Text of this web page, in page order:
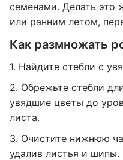
семенами. Делать это
или ранним летом,
Как размножать
1. Найдите стебли с
2. Обрежьте стебли
увядшие цветы до
листа.
3. Очистите нижнюю
удалив листья и шипы.